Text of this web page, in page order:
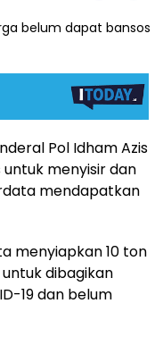
Pol Idham Azis
menyisir dan
mendapatkan
menyiapkan 10 ton
dibagikan
19 dan belum